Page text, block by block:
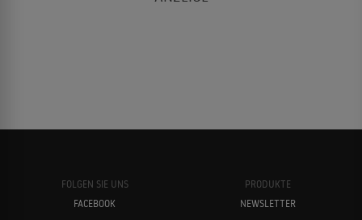
FOLGEN SIE UNS
FACEBOOK
PRODUKTE
NEWSLETTER